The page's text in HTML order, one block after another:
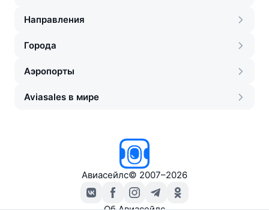
Направления
Города
Аэропорты
Aviasales в мире
Авиасейлс© 2007–2026